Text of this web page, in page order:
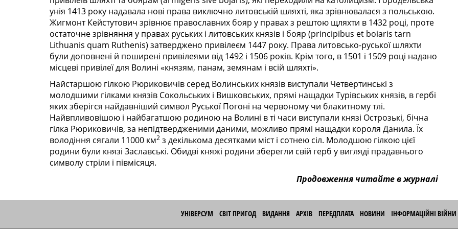
унія 1413 року надавала нові права виключно литовській шляхті, яка зрівнювалася з польською.
Жигмонт Кейстутович зрівнює православних бояр у правах з рештою щляхти в 1432 році, проте
остаточне зрівняння у правах руських і литовських князів і бояр (principibus et boiaris tarn
Lithuanis quam Ruthenis) затверджено привілеєм 1447 року. Права литовсько-руської шляхти
були доповнені й поширені привілеями від 1492 і 1506 років. Крім того, в 1501 і 1509 році надано
місцеві привілеї для Волині «князям, панам, земянам і всій шляхті».
Найстаршою гілкою Рюриковичів серед Волинських князів виступали Четвертинські з
молодшими гілками князів Сокольських і Вишковських, прямі нащадки Турівських князів, в гербі
яких зберігся найдавніший символ Руської Погоні на червоному чи блакитному тлі.
Найвпливовішою і найбагатшою родиною на Волині в ті часи виступали князі Острозькі, бічна
гілка Рюриковичів, за непідтвердженими даними, можливо прямі нащадки короля Данила. Їх
володіння сягали 11000 км2 з декількома десятками міст і сотнею сіл. Молодшою гілкою цієї
родини були князі Заславські. Обидві княжі родини зберегли свій герб у вигляді прадавнього
символу стріли і півмісяця.
Продовження читайте в журналі
УНІВЕРСУМ СВІТ ПРИГОД ВИДАННЯ АРХІВ ПЕРЕДПЛАТА НОВИНИ ІНФОРМАЦІЙНІ ВІЙНИ